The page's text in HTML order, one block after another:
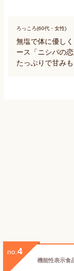
ろっころ(60代・女性)
無塩で体に優し
ース「ニシパの
たっぷりで甘み
no. 4